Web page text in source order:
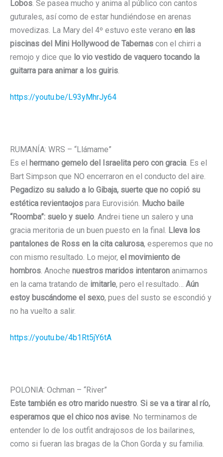
Lobos. Se pasea mucho y anima al público con cantos
guturales, así como de estar hundiéndose en arenas
movedizas. La Mary del 4º estuvo este verano en las
piscinas del Mini Hollywood de Tabernas con el chirri a
remojo y dice que lo vio vestido de vaquero tocando la
guitarra para animar a los guiris.
https://youtu.be/L93yMhrJy64
RUMANÍA: WRS – “Llámame”
Es el hermano gemelo del Israelita pero con gracia. Es el
Bart Simpson que NO encerraron en el conducto del aire.
Pegadizo su saludo a lo Gibaja, suerte que no copió su
estética revientaojos para Eurovisión. Mucho baile
“Roomba”: suelo y suelo. Andrei tiene un salero y una
gracia meritoria de un buen puesto en la final. Lleva los
pantalones de Ross en la cita calurosa, esperemos que no
con mismo resultado. Lo mejor, el movimiento de
hombros. Anoche nuestros maridos intentaron animarnos
en la cama tratando de imitarle, pero el resultado… Aún
estoy buscándome el sexo, pues del susto se escondió y
no ha vuelto a salir.
https://youtu.be/4b1Rt5jY6tA
POLONIA: Ochman – “River”
Este también es otro marido nuestro. Si se va a tirar al río,
esperamos que el chico nos avise. No terminamos de
entender lo de los outfit andrajosos de los bailarines,
como si fueran las bragas de la Chon Gorda y su familia.